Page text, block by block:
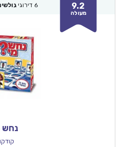
9.2
מעולה
6 דירוגי
נחש